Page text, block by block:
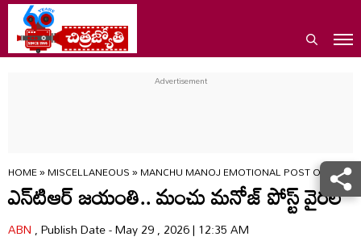
HOME»MISCELLANEOUS»MANCHU MANOJ EMOTIONAL POST ON NTR
ఎన్‌టిఆర్ జయంతి.. మంచు మనోజ్ పోస్ట్ వైరల్
ABN, Publish Date - May 29 , 2026 | 12:35 AM